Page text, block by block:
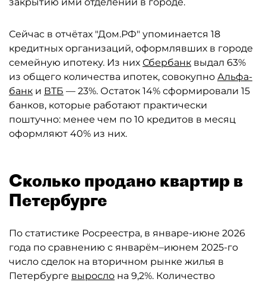
Сейчас в отчётах "Дом.РФ" упоминается 18
кредитных организаций, оформлявших в городе
семейную ипотеку. Из них Сбербанк выдал 63%
из общего количества ипотек, совокупно Альфа-
банк и ВТБ — 23%. Остаток 14% сформировали 15
банков, которые работают практически
поштучно: менее чем по 10 кредитов в месяц
оформляют 40% из них.
Сколько продано квартир в
Петербурге
По статистике Росреестра, в январе-июне 2026
года по сравнению с январём–июнем 2025-го
число сделок на вторичном рынке жилья в
Петербурге выросло на 9,2%. Количество